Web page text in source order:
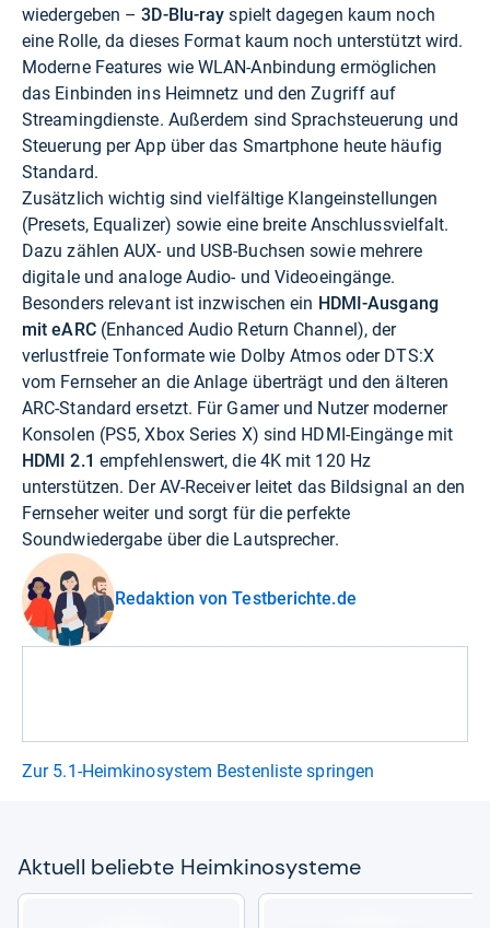
wiedergeben –3D-Blu-ray spielt dagegen kaum noch
eine Rolle, da dieses Format kaum noch unterstützt wird.
Moderne Features wie WLAN-Anbindung ermöglichen
das Einbinden ins Heimnetz und den Zugriff auf
Streamingdienste. Außerdem sind Sprachsteuerung und
Steuerung per App über das Smartphone heute häufig
Standard.
Zusätzlich wichtig sind vielfältige Klangeinstellungen
(Presets, Equalizer) sowie eine breite Anschlussvielfalt.
Dazu zählen AUX- und USB-Buchsen sowie mehrere
digitale und analoge Audio- und Videoeingänge.
Besonders relevant ist inzwischen ein HDMI-Ausgang
mit eARC(Enhanced Audio Return Channel), der
verlustfreie Tonformate wie Dolby Atmos oder DTS:X
vom Fernseher an die Anlage überträgt und den älteren
ARC-Standard ersetzt. Für Gamer und Nutzer moderner
Konsolen (PS5, Xbox Series X) sind HDMI-Eingänge mit
HDMI 2.1 empfehlenswert, die 4K mit 120 Hz
unterstützen. Der AV-Receiver leitet das Bildsignal an den
Fernseher weiter und sorgt für die perfekte
Soundwiedergabe über die Lautsprecher.
Redaktion von Testberichte.de
Zur 5.1-Heimkinosystem Bestenliste springen
Aktu­ell beliebte Heim­ki­no­sys­teme